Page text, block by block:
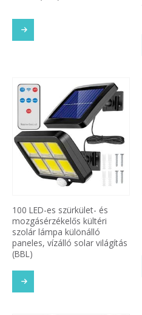
100 LED-es szürkület- és
mozgásérzékelős kültéri
szolár lámpa különálló
paneles, vízálló solar világítás
(BBL)